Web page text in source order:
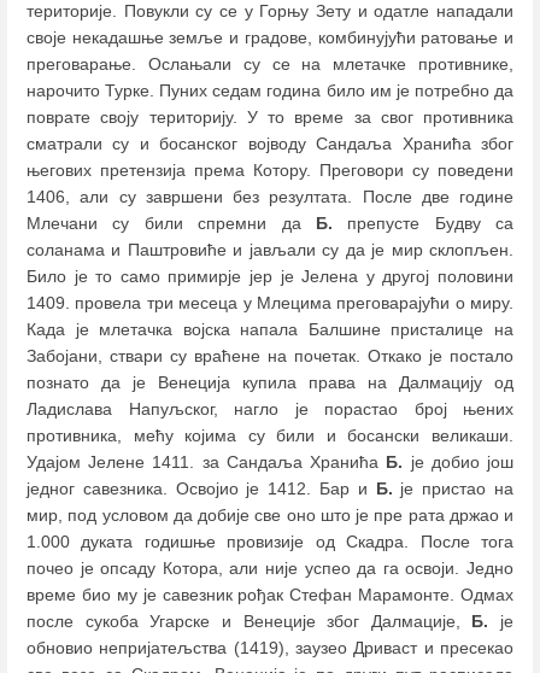
територије. Повукли су се у Горњу Зету и одатле нападали
своје некадашње земље и градове, комбинујући ратовање и
преговарање. Ослањали су се на млетачке противнике,
нарочито Турке. Пуних седам година било им је потребно да
поврате своју територију. У то време за свог противника
сматрали су и босанског војводу Сандаља Хранића због
његових претензија према Котору. Преговори су поведени
1406, али су завршени без резултата. После две године
Млечани су били спремни да Б. препусте Будву са
соланама и Паштровиће и јављали су да је мир склопљен.
Било је то само примирје јер је Јелена у другој половини
1409. провела три месеца у Млецима преговарајући о миру.
Када је млетачка војска напала Балшине присталице на
Забојани, ствари су враћене на почетак. Откако је постало
познато да је Венеција купила права на Далмацију од
Ладислава Напуљског, нагло је порастао број њених
противника, мећу којима су били и босански великаши.
Удајом Јелене 1411. за Сандаља Хранића Б. је добио још
једног савезника. Освојио је 1412. Бар и Б. је пристао на
мир, под условом да добије све оно што је пре рата држао и
1.000 дуката годишње провизије од Скадра. После тога
почео је опсаду Котора, али није успео да га освоји. Једно
време био му је савезник рођак Стефан Марамонте. Одмах
после сукоба Угарске и Венеције због Далмације, Б. је
обновио непријатељства (1419), заузео Дриваст и пресекао